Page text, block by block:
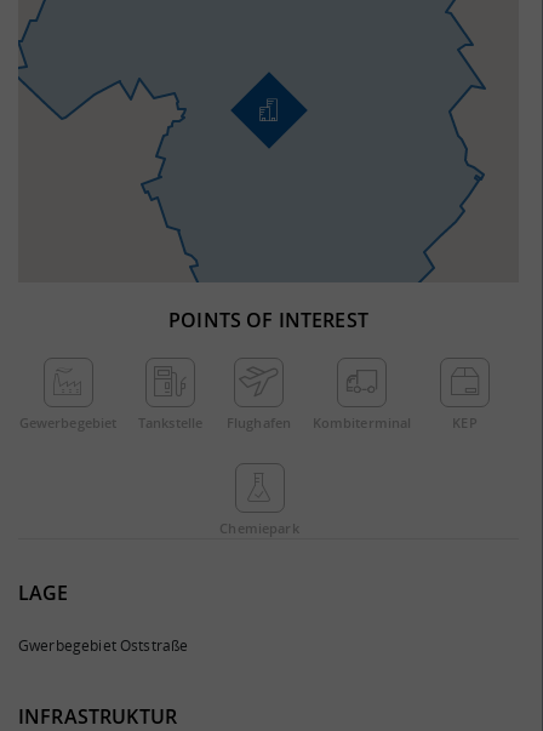
POINTS OF INTEREST
Gewerbe­gebiet Tankstelle Flughafen Kombi­terminal KEP
Chemie­park
LAGE
Gwerbegebiet Oststraße
INFRASTRUKTUR